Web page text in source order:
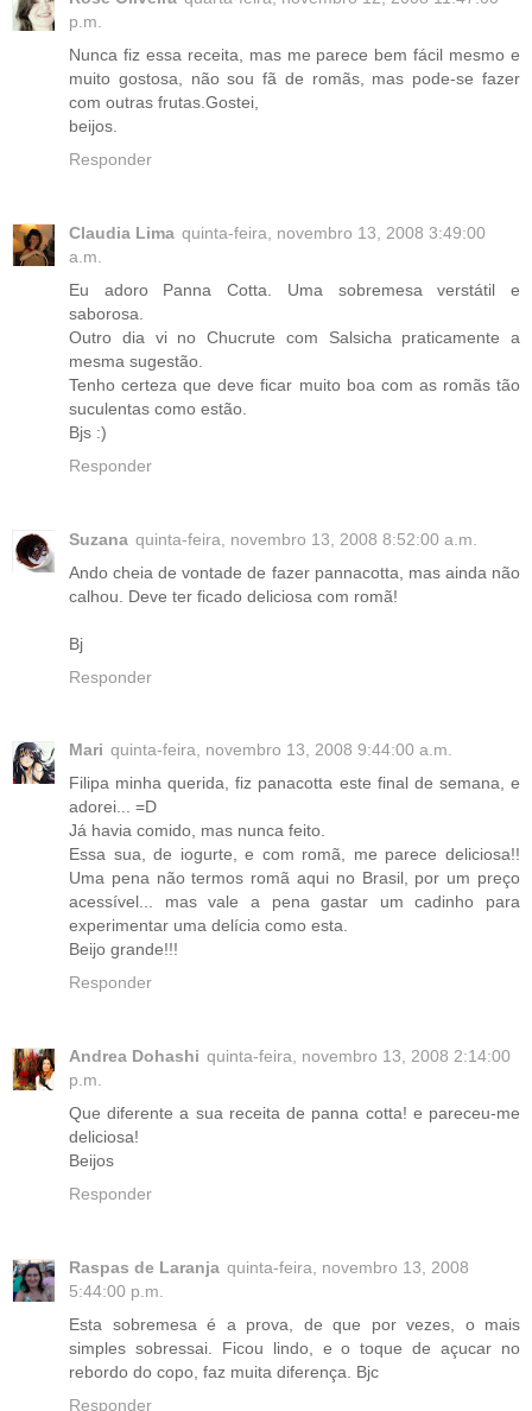
p.m.
Nunca fiz essa receita, mas me parece bem fácil mesmo e
muito gostosa, não sou fã de romãs, mas pode-se fazer
com outras frutas.Gostei,
beijos.
Responder
Claudia Lima quinta-feira, novembro 13, 2008 3:49:00
a.m.
Eu adoro Panna Cotta. Uma sobremesa verstátil e
saborosa.
Outro dia vi no Chucrute com Salsicha praticamente a
mesma sugestão.
Tenho certeza que deve ficar muito boa com as romãs tão
suculentas como estão.
Bjs :)
Responder
Suzana quinta-feira, novembro 13, 2008 8:52:00 a.m.
Ando cheia de vontade de fazer pannacotta, mas ainda não
calhou. Deve ter ficado deliciosa com romã!
Bj
Responder
Mari quinta-feira, novembro 13, 2008 9:44:00 a.m.
Filipa minha querida, fiz panacotta este final de semana, e
adorei... =D
Já havia comido, mas nunca feito.
Essa sua, de iogurte, e com romã, me parece deliciosa!!
Uma pena não termos romã aqui no Brasil, por um preço
acessível... mas vale a pena gastar um cadinho para
experimentar uma delícia como esta.
Beijo grande!!!
Responder
Andrea Dohashi quinta-feira, novembro 13, 2008 2:14:00
p.m.
Que diferente a sua receita de panna cotta! e pareceu-me
deliciosa!
Beijos
Responder
Raspas de Laranja quinta-feira, novembro 13, 2008
5:44:00 p.m.
Esta sobremesa é a prova, de que por vezes, o mais
simples sobressai. Ficou lindo, e o toque de açucar no
rebordo do copo, faz muita diferença. Bjc
Responder